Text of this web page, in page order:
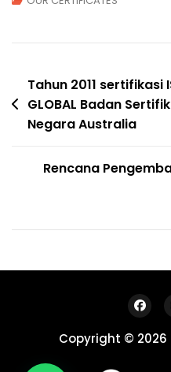
Post
navigation
Tahun 2011 sertifikasi
GLOBAL Badan
Negara Australia
Rencana
Copyright © 2026